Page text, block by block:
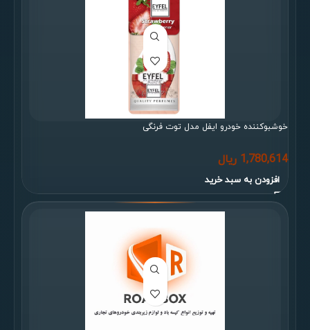
خوشبوکننده خودرو ایفل مدل توت فرنگی
1,780,614 ریال
افزودن به سبد خرید